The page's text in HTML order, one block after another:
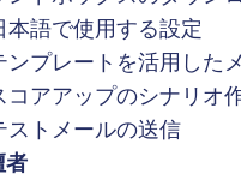
本語で使用する設定
ンプレートを活用した
コアアップのシナリオ
ストメールの送信
者